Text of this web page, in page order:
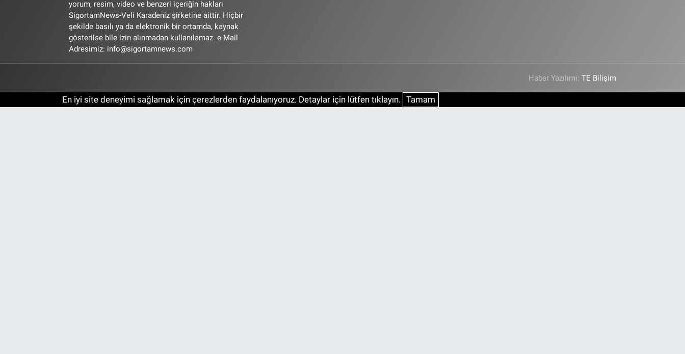
yorum, resim, video ve benzeri içeriğin hakları
SigortamNews-Veli Karadeniz şirketine aittir. Hiçbir
şekilde basılı ya da elektronik bir ortamda, kaynak
gösterilse bile izin alınmadan kullanılamaz. e-Mail
Adresimiz: info@sigortamnews.com
Haber Yazılımı:TE Bilişim
En iyi site deneyimi sağlamak için çerezlerden faydalanıyoruz. Detaylar için lütfen tıklayın. Tamam